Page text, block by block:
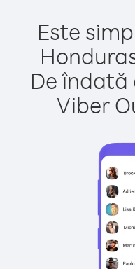
Este
De îndată
Viber